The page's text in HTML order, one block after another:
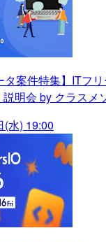
タ案件特集】ITフ
説明会 by クラスメ
(水) 19:00